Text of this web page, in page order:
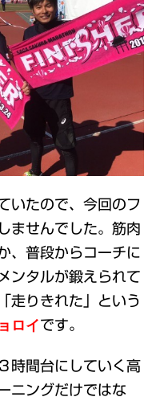
いたので、今回のフ
ませんでした。筋肉
、普段からコーチに
ンタルが鍛えられて
走りきれた」という
ロイです。
時間台にしていく高
ニングだけではな